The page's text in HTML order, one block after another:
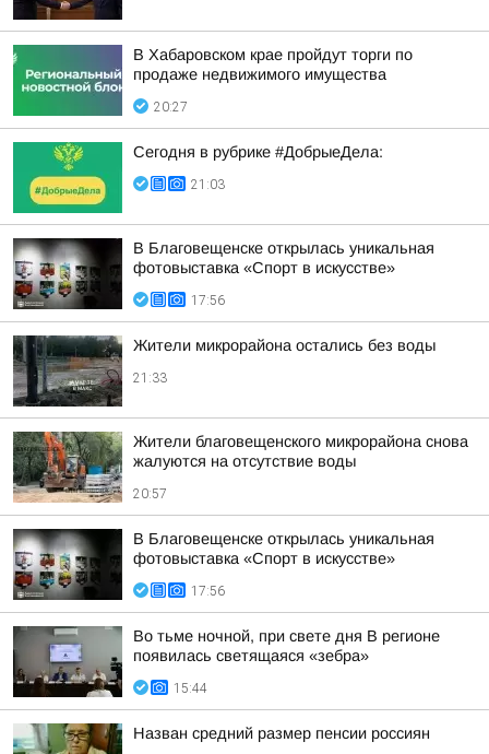
В Хабаровском крае пройдут торги по
продаже недвижимого имущества
20:27
Сегодня в рубрике #ДобрыеДела:
21:03
В Благовещенске открылась уникальная
фотовыставка «Спорт в искусстве»
17:56
Жители микрорайона остались без воды
21:33
Жители благовещенского микрорайона снова
жалуются на отсутствие воды
20:57
В Благовещенске открылась уникальная
фотовыставка «Спорт в искусстве»
17:56
Во тьме ночной, при свете дня В регионе
появилась светящаяся «зебра»
15:44
Назван средний размер пенсии россиян